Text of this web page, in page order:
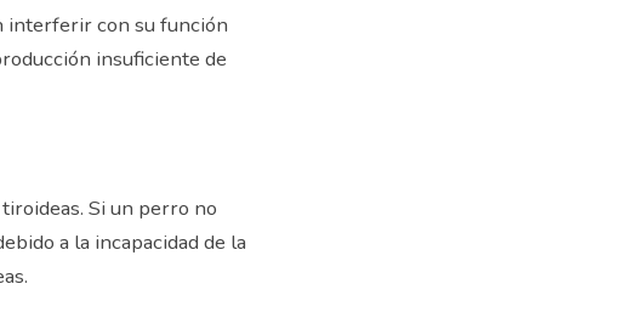
interferir con su función
insuficiente de
Si un perro no
a la incapacidad de la